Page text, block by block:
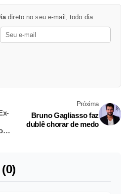
direto no seu e-mail, todo dia.
Próxima
Bruno Gagliasso faz
dublê chorar de medo